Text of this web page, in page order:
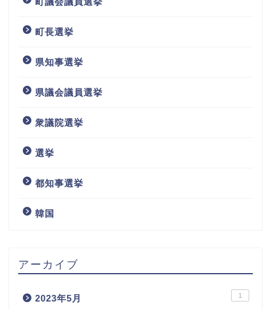
町長選挙
県知事選挙
県議会議員選挙
衆議院選挙
選挙
都知事選挙
韓国
アーカイブ
2023年5月 1